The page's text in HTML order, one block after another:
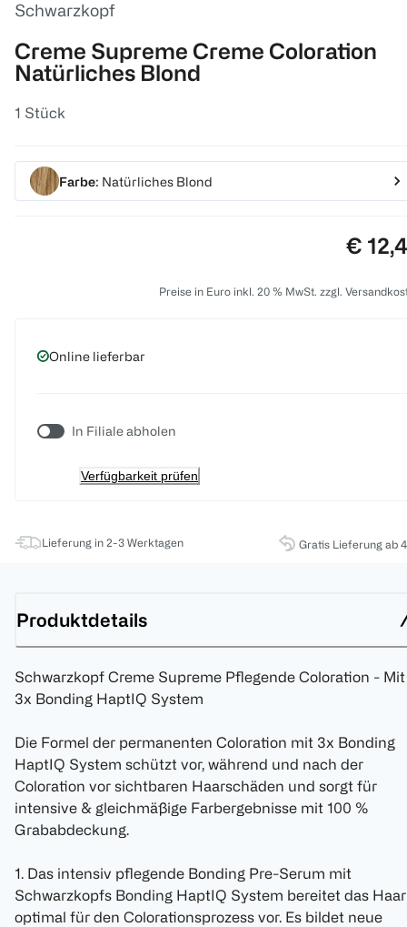
Schwarzkopf
Creme Supreme Creme Coloration
Natürliches Blond
1 Stück
Farbe: Natürliches Blond
Preis:
€
Preise in Euro inkl. 20 % MwSt. zzgl.
Online lieferbar
In Filiale abholen
Verfügbarkeit prüfen
Lieferung in 2-3 Werktagen Gratis Lieferung ab
Produktdetails
Schwarzkopf Creme Supreme Pflegende Coloration - Mit
3x Bonding HaptIQ System
Die Formel der permanenten Coloration mit 3x Bonding
HaptIQ System schützt vor, während und nach der
Coloration vor sichtbaren Haarschäden und sorgt für
intensive & gleichmäßige Farbergebnisse mit 100 %
Grababdeckung.
1. Das intensiv pflegende Bonding Pre-Serum mit
Schwarzkopfs Bonding HaptIQ System bereitet das Haar
optimal für den Colorationsprozess vor. Es bildet neue